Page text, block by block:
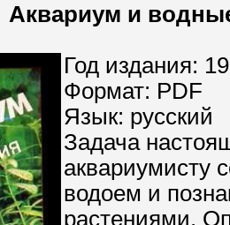
Аквариум и
Год издания:
Формат: PDF
Язык: русский
Задача
аквариумисту
водоем и
растениями.